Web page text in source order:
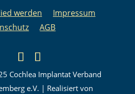
werden
Impressum
AGB
Cochlea Implantat Verband
e.V. | Realisiert von